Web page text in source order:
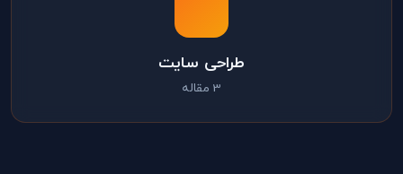
طراحی سایت
3 مقاله